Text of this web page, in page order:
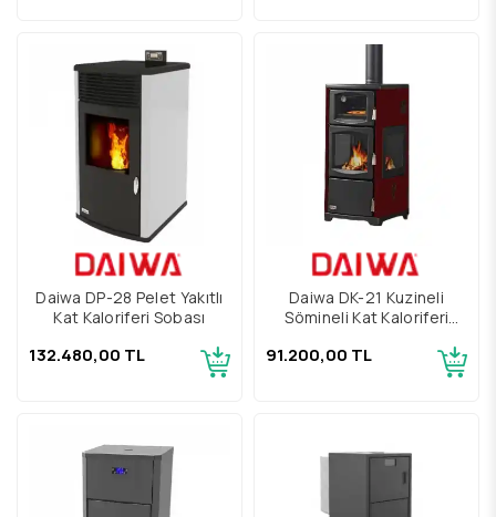
Daiwa DP-28 Pelet Yakıtlı
Kat Kaloriferi Sobası
132.480,00 TL
Daiwa DK-21 Kuzineli
Şömineli Kat Kaloriferi
91.200,00 TL